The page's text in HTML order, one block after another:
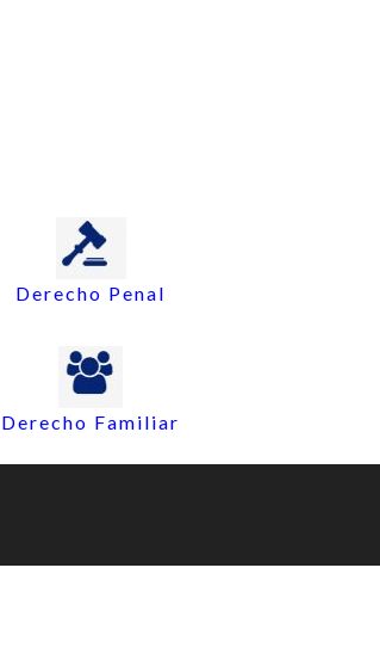
Derecho Penal
Derecho Familiar